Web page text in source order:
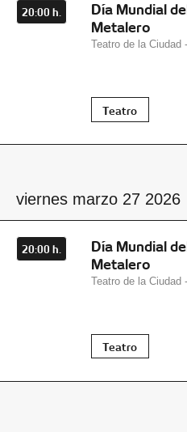
20:00 h.
Día Mundial
Metalero
Teatro de la
Teatro
viernes marzo 27 2026
20:00 h.
Día Mundial
Metalero
Teatro de la Ciudad
Teatro